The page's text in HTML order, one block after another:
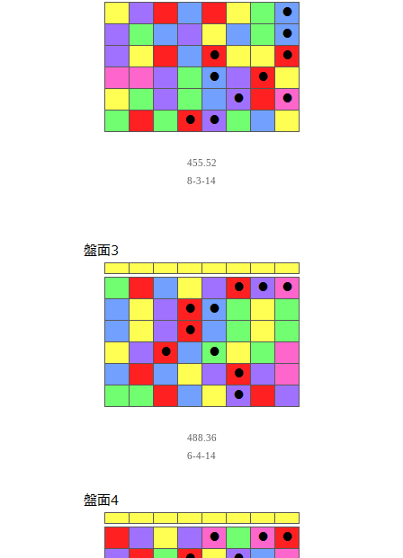
455.52
8-3-14
488.36
6-4-14